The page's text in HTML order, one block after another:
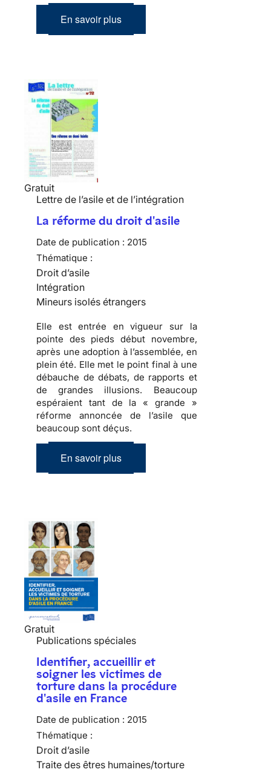
En savoir plus
Gratuit
Lettre de l’asile et de l’intégration
La réforme du droit d'asile
Date de publication : 2015
Thématique :
Droit d’asile
Intégration
Mineurs isolés étrangers
Elle est entrée en vigueur sur la
pointe des pieds début novembre,
après une adoption à l’assemblée, en
plein été. Elle met le point final à une
débauche de débats, de rapports et
de grandes illusions. Beaucoup
espéraient tant de la « grande »
réforme annoncée de l’asile que
beaucoup sont déçus.
En savoir plus
Gratuit
Publications spéciales
Identifier, accueillir et
soigner les victimes de
torture dans la procédure
d'asile en France
Date de publication : 2015
Thématique :
Droit d’asile
Traite des êtres humaines/torture